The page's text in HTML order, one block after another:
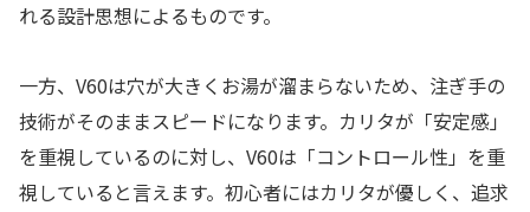
れる設計思想によるものです。
一方、V60は穴が大きくお湯が溜まらないため、注ぎ手の
技術がそのままスピードになります。カリタが「安定感」
を重視しているのに対し、V60は「コントロール性」を重
視していると言えます。初心者にはカリタが優しく、追求